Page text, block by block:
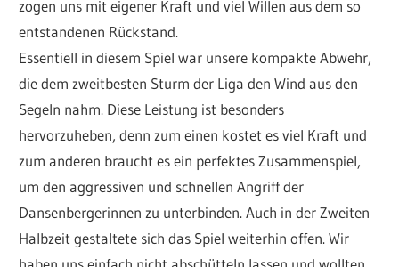
zogen uns mit eigener Kraft und viel Willen aus dem so
entstandenen Rückstand.
Essentiell in diesem Spiel war unsere kompakte Abwehr,
die dem zweitbesten Sturm der Liga den Wind aus den
Segeln nahm. Diese Leistung ist besonders
hervorzuheben, denn zum einen kostet es viel Kraft und
zum anderen braucht es ein perfektes Zusammenspiel,
um den aggressiven und schnellen Angriff der
Dansenbergerinnen zu unterbinden. Auch in der Zweiten
Halbzeit gestaltete sich das Spiel weiterhin offen. Wir